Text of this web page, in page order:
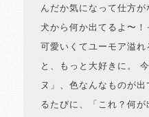
んだか気になって仕方が
犬から何か出てるよ〜
可愛いくてユーモア溢
と、もっと大好きに。
ヌ」、色なんなものが
るたびに、「これ？何